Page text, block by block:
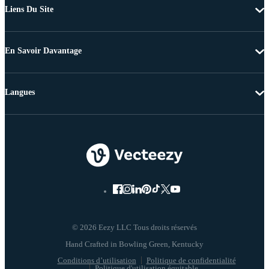
Liens Du Site
En Savoir Davantage
© 2026 Eezy LLC Tous droits réservés
Conditions d’utilisation
Politique de confidentialité
Langues